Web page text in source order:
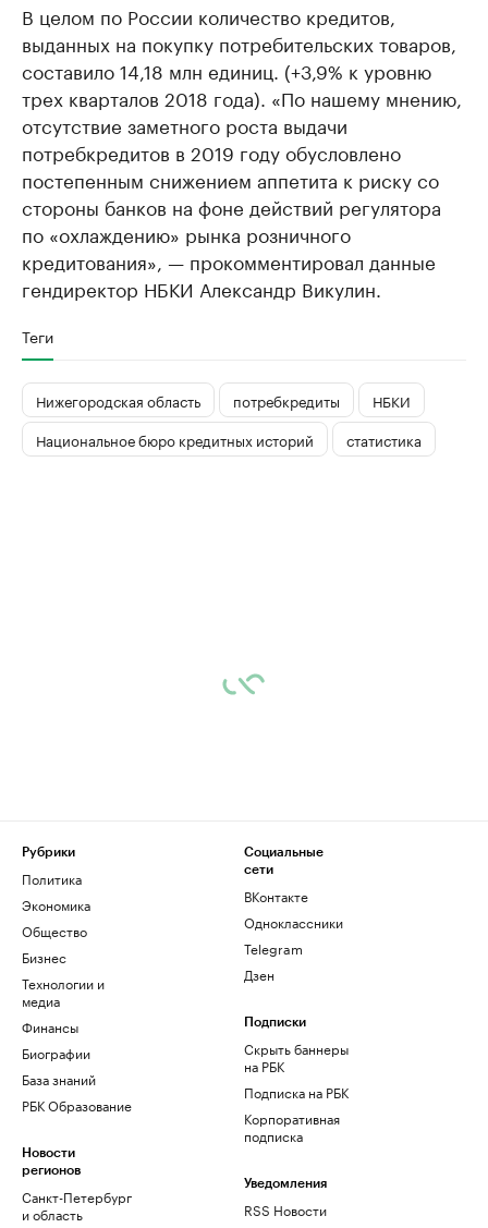
В целом по России количество кредитов,
выданных на покупку потребительских товаров,
составило 14,18 млн единиц. (+3,9% к уровню
трех кварталов 2018 года). «По нашему мнению,
отсутствие заметного роста выдачи
потребкредитов в 2019 году обусловлено
постепенным снижением аппетита к риску со
стороны банков на фоне действий регулятора
по «охлаждению» рынка розничного
кредитования», — прокомментировал данные
гендиректор НБКИ Александр Викулин.
Теги
Нижегородская область потребкредиты
НБКИ
Национальное бюро кредитных историй
статистика
Рубрики
Политика
Экономика
Общество
Бизнес
Технологии и
медиа
Финансы
Биографии
База знаний
РБК Образование
Новости
регионов
Санкт-Петербург
и область
Социальные
сети
ВКонтакте
Одноклассники
Telegram
Дзен
Подписки
Скрыть баннеры
на РБК
Подписка на РБК
Корпоративная
подписка
Уведомления
RSS Новости